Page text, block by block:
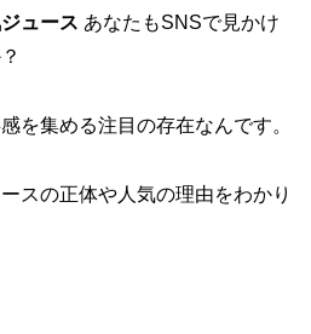
ュース あなたもSNSで見かけ
を集める注目の存在なんです。
スの正体や人気の理由をわかり